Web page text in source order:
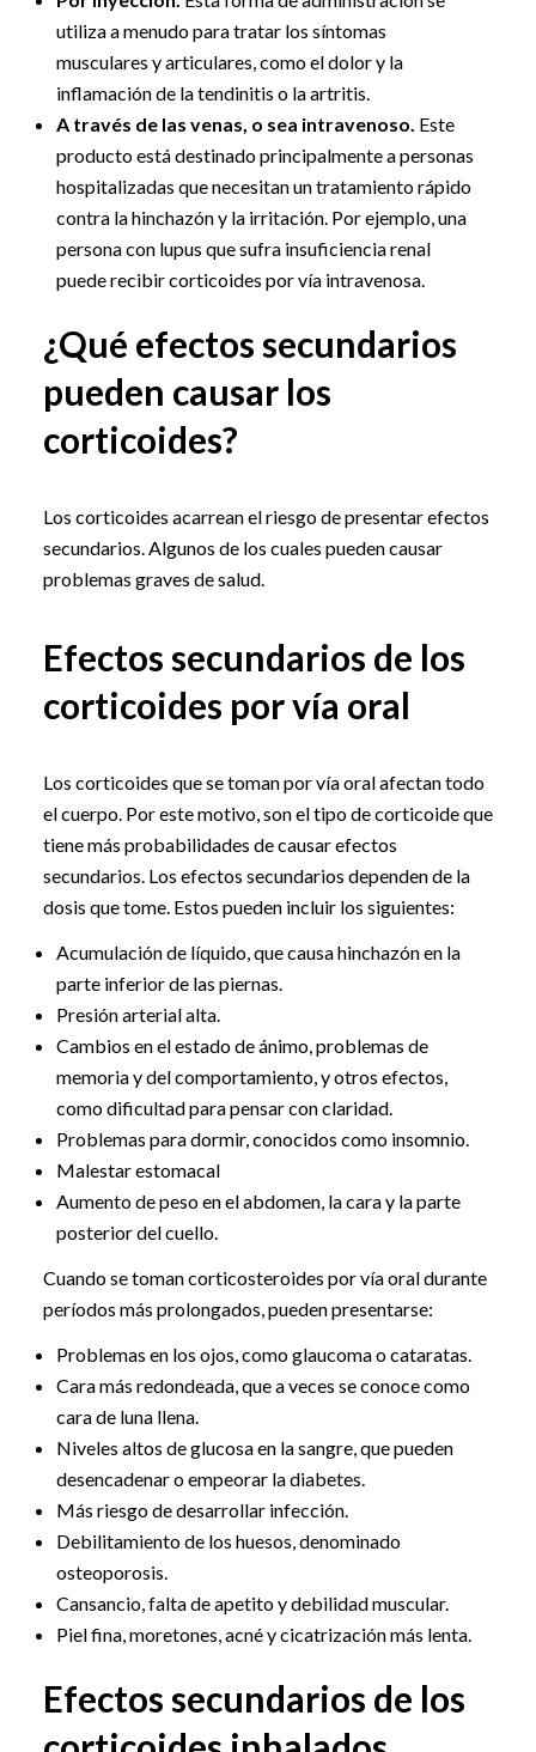
utiliza a menudo para tratar los síntomas
musculares y articulares, como el dolor y la
inflamación de la tendinitis o la artritis.
A través de las venas, o sea intravenoso. Este
producto está destinado principalmente a personas
hospitalizadas que necesitan un tratamiento rápido
contra la hinchazón y la irritación. Por ejemplo, una
persona con lupus que sufra insuficiencia renal
puede recibir corticoides por vía intravenosa.
¿Qué efectos secundarios
pueden causar los
corticoides?
Los corticoides acarrean el riesgo de presentar efectos
secundarios. Algunos de los cuales pueden causar
problemas graves de salud.
Efectos secundarios de los
corticoides por vía oral
Los corticoides que se toman por vía oral afectan todo
el cuerpo. Por este motivo, son el tipo de corticoide que
tiene más probabilidades de causar efectos
secundarios. Los efectos secundarios dependen de la
dosis que tome. Estos pueden incluir los siguientes:
Acumulación de líquido, que causa hinchazón en la
parte inferior de las piernas.
Presión arterial alta.
Cambios en el estado de ánimo, problemas de
memoria y del comportamiento, y otros efectos,
como dificultad para pensar con claridad.
Problemas para dormir, conocidos como insomnio.
Malestar estomacal
Aumento de peso en el abdomen, la cara y la parte
posterior del cuello.
Cuando se toman corticosteroides por vía oral durante
períodos más prolongados, pueden presentarse:
Problemas en los ojos, como glaucoma o cataratas.
Cara más redondeada, que a veces se conoce como
cara de luna llena.
Niveles altos de glucosa en la sangre, que pueden
desencadenar o empeorar la diabetes.
Más riesgo de desarrollar infección.
Debilitamiento de los huesos, denominado
osteoporosis.
Cansancio, falta de apetito y debilidad muscular.
Piel fina, moretones, acné y cicatrización más lenta.
Efectos secundarios de los